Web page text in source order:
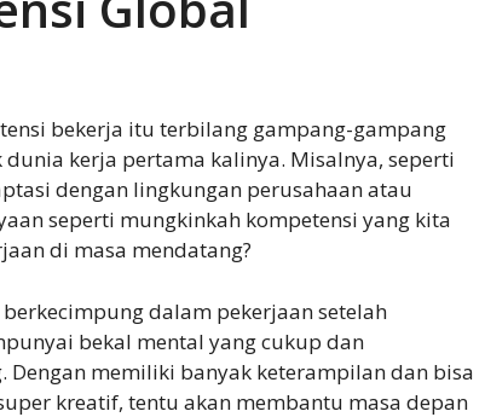
bekerja itu terbilang gampang-gampang
kerja pertama kalinya. Misalnya, seperti
dengan lingkungan perusahaan atau
seperti mungkinkah kompetensi yang kita
di masa mendatang?
dalam pekerjaan setelah
bekal mental yang cukup dan
memiliki banyak keterampilan dan bisa
kreatif, tentu akan membantu masa depan